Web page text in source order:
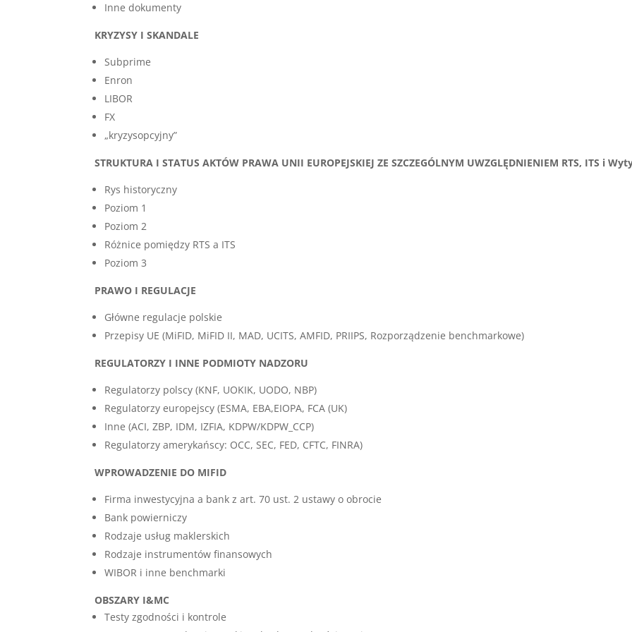
Inne dokumenty
KRYZYSY I SKANDALE
Subprime
Enron
LIBOR
FX
„kryzysopcyjny”
STRUKTURA I STATUS AKTÓW PRAWA UNII EUROPEJSKIEJ ZE SZCZEGÓLNYM UWZGLĘDNIENIEM RTS, ITS i
Rys historyczny
Poziom 1
Poziom 2
Różnice pomiędzy RTS a ITS
Poziom 3
PRAWO I REGULACJE
Główne regulacje polskie
Przepisy UE (MiFID, MiFID II, MAD, UCITS, AMFID, PRIIPS, Rozporządzenie benchmarkowe)
REGULATORZY I INNE PODMIOTY NADZORU
Regulatorzy polscy (KNF, UOKIK, UODO, NBP)
Regulatorzy europejscy (ESMA, EBA,EIOPA, FCA (UK)
Inne (ACI, ZBP, IDM, IZFIA, KDPW/KDPW_CCP)
Regulatorzy amerykańscy: OCC, SEC, FED, CFTC, FINRA)
WPROWADZENIE DO MIFID
Firma inwestycyjna a bank z art. 70 ust. 2 ustawy o obrocie
Bank powierniczy
Rodzaje usług maklerskich
Rodzaje instrumentów finansowych
WIBOR i inne benchmarki
OBSZARY I&MC
Testy zgodności i kontrole